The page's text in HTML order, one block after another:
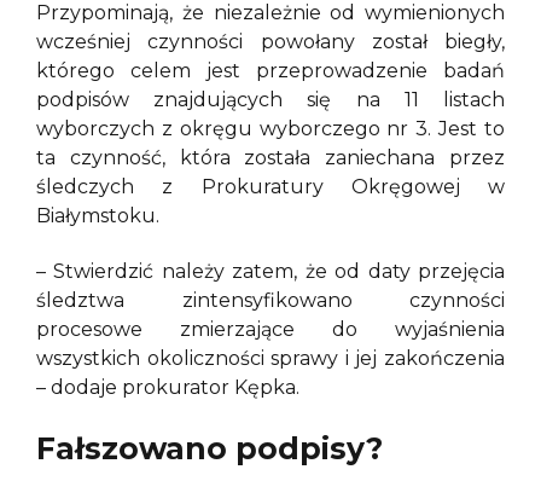
Przypominają, że niezależnie od wymienionych
wcześniej czynności powołany został biegły,
którego celem jest przeprowadzenie badań
podpisów znajdujących się na 11 listach
wyborczych z okręgu wyborczego nr 3. Jest to
ta czynność, która została zaniechana przez
śledczych z Prokuratury Okręgowej w
Białymstoku.
– Stwierdzić należy zatem, że od daty przejęcia
śledztwa zintensyfikowano czynności
procesowe zmierzające do wyjaśnienia
wszystkich okoliczności sprawy i jej zakończenia
– dodaje prokurator Kępka.
Fałszowano podpisy?